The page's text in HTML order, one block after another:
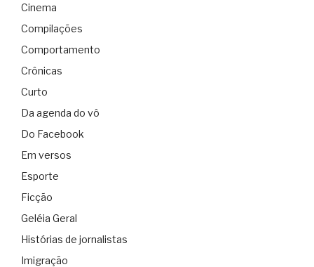
Cinema
Compilações
Comportamento
Crônicas
Curto
Da agenda do vô
Do Facebook
Em versos
Esporte
Ficção
Geléia Geral
Histórias de jornalistas
Imigração